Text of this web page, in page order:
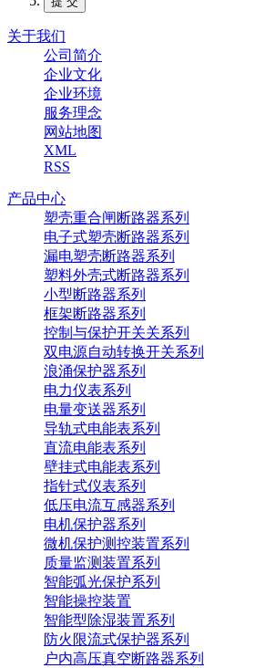
关于我们
公司简介
企业文化
企业环境
服务理念
网站地图
XML
RSS
产品中心
塑壳重合闸断路器系列
电子式塑壳断路器系列
漏电塑壳断路器系列
塑料外壳式断路器系列
小型断路器系列
框架断路器系列
控制与保护开关关系列
双电源自动转换开关系列
浪涌保护器系列
电力仪表系列
电量变送器系列
导轨式电能表系列
直流电能表系列
壁挂式电能表系列
指针式仪表系列
低压电流互感器系列
电机保护器系列
微机保护测控装置系列
质量监测装置系列
智能弧光保护系列
智能操控装置
智能型除湿装置系列
防火限流式保护器系列
户内高压真空断路器系列